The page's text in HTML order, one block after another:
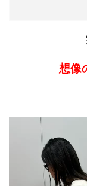
想像